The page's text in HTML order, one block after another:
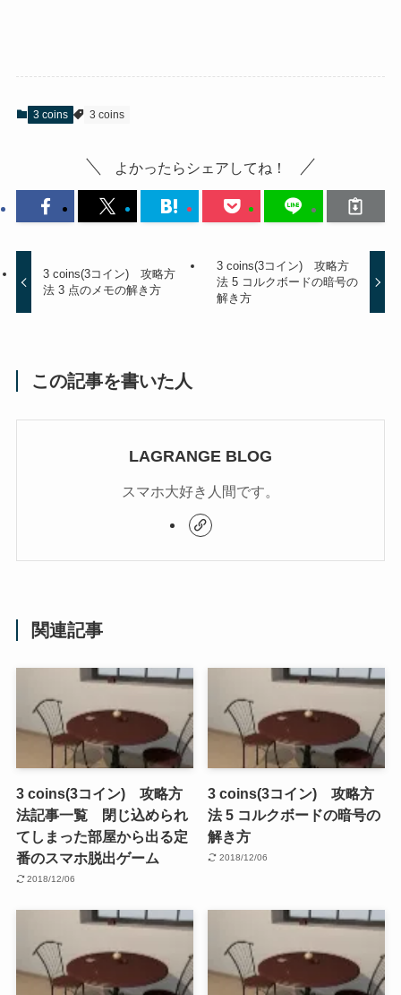
3 coins 3 coins
よかったらシェアしてね！
3 coins(3コイン) 攻略方
法 3 点のメモの解き方
3 coins(3コイン) 攻略方
法 5 コルクボードの暗号の
解き方
この記事を書いた人
LAGRANGE BLOG
スマホ大好き人間です。
関連記事
3 coins(3コイン) 攻略方
法記事一覧 閉じ込められ
てしまった部屋から出る定
番のスマホ脱出ゲーム
2018/12/06
3 coins(3コイン) 攻略方
法 5 コルクボードの暗号の
解き方
2018/12/06